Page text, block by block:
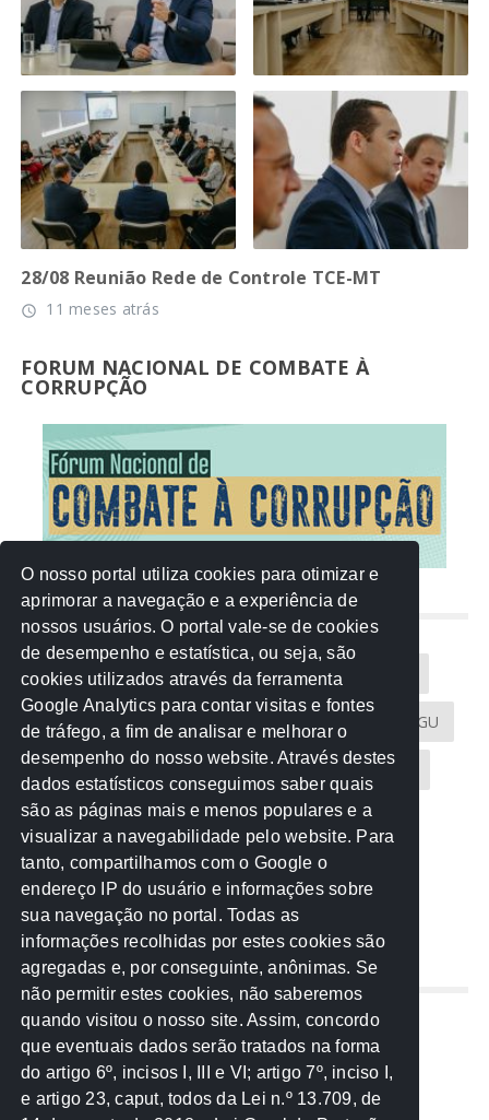
28/08 Reunião Rede de Controle TCE-MT
access_time 11 meses atrás
FORUM NACIONAL DE COMBATE À
CORRUPÇÃO
NUVEM DE TAGS
Acontece na Rede AGU AMM
Atricon Audicom CAU-MT CGU
CREA-MT Eventos MPC-MT MPE-MT
MPF Notícias PF PGE-MT PGR
Receita Federal Sem categoria
TCE-MT TCU TRE
REDE NOS ESTADOS
Mato Grosso do Sul
Paraná
Nacional
O nosso portal utiliza cookies para otimizar e
aprimorar a navegação e a experiência de
nossos usuários. O portal vale-se de cookies
de desempenho e estatística, ou seja, são
cookies utilizados através da ferramenta
Google Analytics para contar visitas e fontes
de tráfego, a fim de analisar e melhorar o
desempenho do nosso website. Através destes
dados estatísticos conseguimos saber quais
são as páginas mais e menos populares e a
visualizar a navegabilidade pelo website. Para
tanto, compartilhamos com o Google o
endereço IP do usuário e informações sobre
sua navegação no portal. Todas as
informações recolhidas por estes cookies são
agregadas e, por conseguinte, anônimas. Se
não permitir estes cookies, não saberemos
quando visitou o nosso site. Assim, concordo
que eventuais dados serão tratados na forma
do artigo 6º, incisos I, III e VI; artigo 7º, inciso I,
e artigo 23, caput, todos da Lei n.º 13.709, de